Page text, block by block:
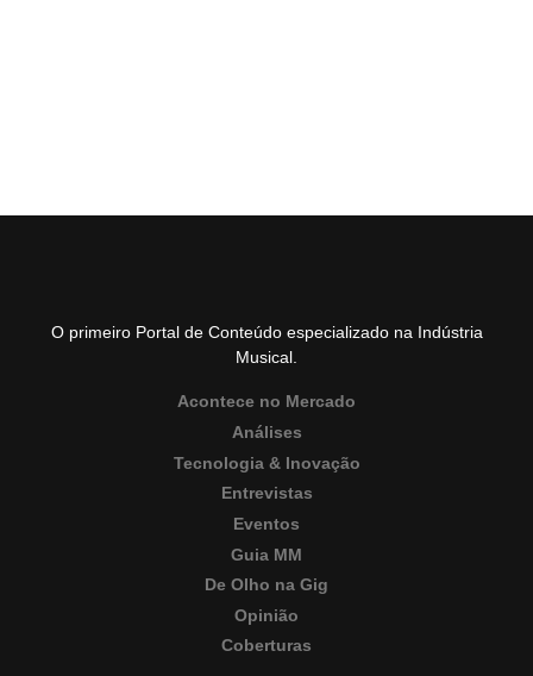
O primeiro Portal de Conteúdo especializado na Indústria
Musical.
Acontece no Mercado
Análises
Tecnologia & Inovação
Entrevistas
Eventos
Guia MM
De Olho na Gig
Opinião
Coberturas